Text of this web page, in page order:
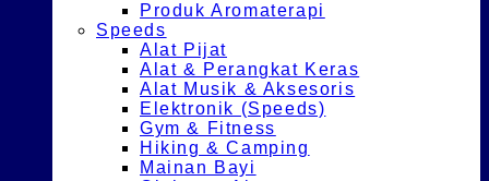
Produk Aromaterapi
Speeds
Alat Pijat
Alat & Perangkat Keras
Alat Musik & Aksesoris
Elektronik (Speeds)
Gym & Fitness
Hiking & Camping
Mainan Bayi